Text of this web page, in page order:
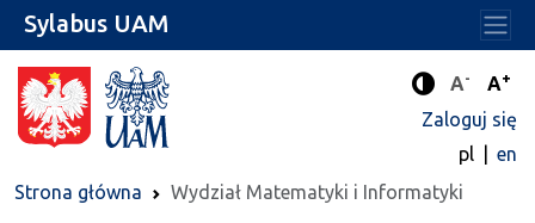
Tryb
A- A+
Zaloguj się
pl
en
Strona główna
Wydział Matematyki i Informatyki
Sylabus UAM